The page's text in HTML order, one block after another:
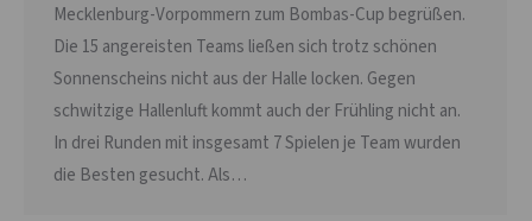
Mecklenburg-Vorpommern zum Bombas-Cup begrüßen.
Die 15 angereisten Teams ließen sich trotz schönen
Sonnenscheins nicht aus der Halle locken. Gegen
schwitzige Hallenluft kommt auch der Frühling nicht an.
In drei Runden mit insgesamt 7 Spielen je Team wurden
die Besten gesucht. Als…